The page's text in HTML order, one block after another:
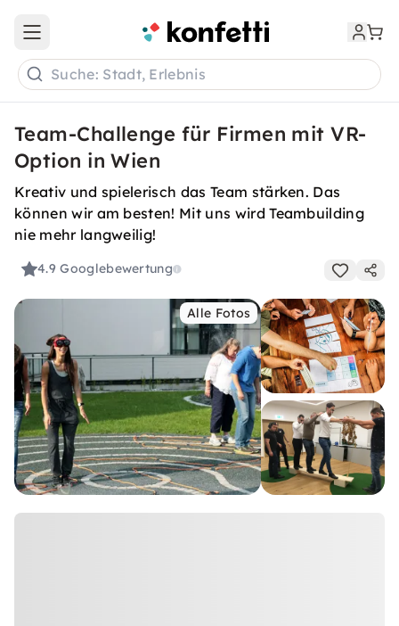
Open main menu
Suche: Stadt, Erlebnis
Team-Challenge für Firmen mit VR-
Option in Wien
Kreativ und spielerisch das Team stärken. Das
können wir am besten! Mit uns wird Teambuilding
nie mehr langweilig!
4.9Googlebewertung
Alle Fotos